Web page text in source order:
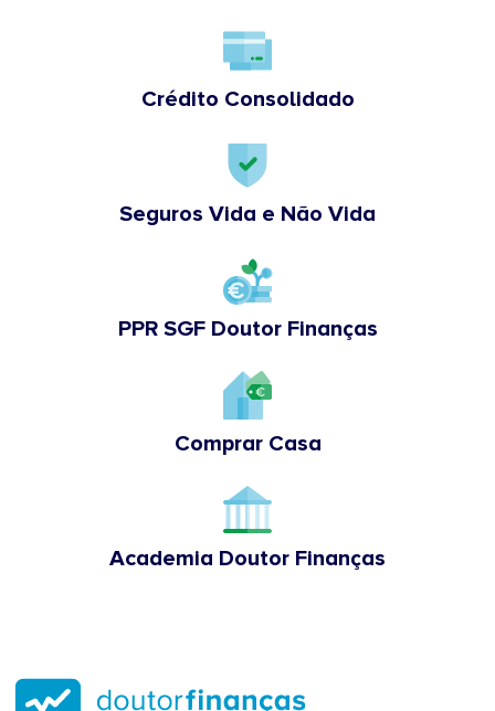
Crédito Consolidado
Seguros Vida e Não Vida
PPR SGF Doutor Finanças
Comprar Casa
Academia Doutor Finanças